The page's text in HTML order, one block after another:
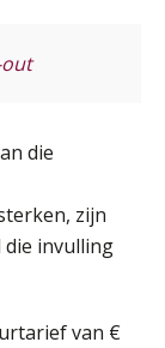
die
zijn
die invulling
van €